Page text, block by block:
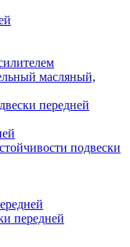
масляный,
передней
подвески
передней